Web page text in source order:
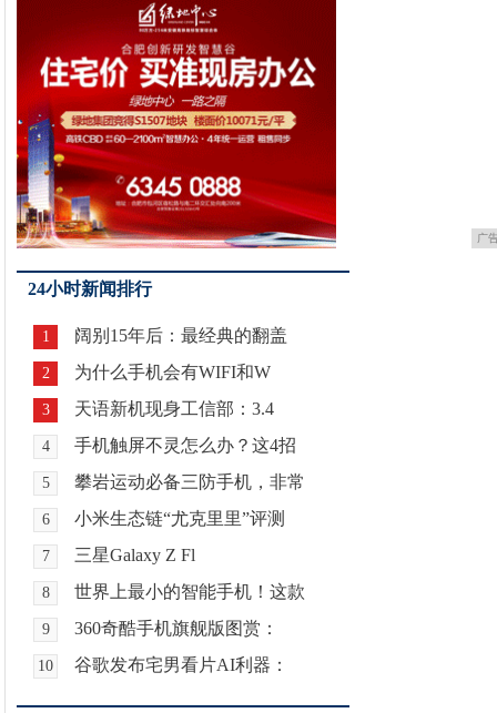
广
24小时新闻排行
1 阔别15年后：最经典的翻盖
2 为什么手机会有WIFI和W
3 天语新机现身工信部：3.4
4 手机触屏不灵怎么办？这4招
5 攀岩运动必备三防手机，非常
6 小米生态链“尤克里里”评测
7 三星Galaxy Z Fl
8 世界上最小的智能手机！这款
9 360奇酷手机旗舰版图赏：
10 谷歌发布宅男看片AI利器：